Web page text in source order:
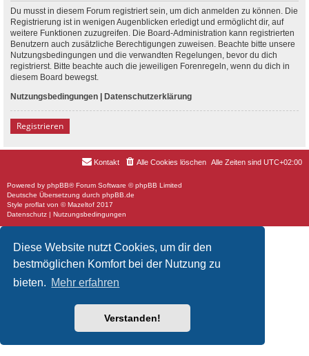
Diese Website nutzt Cookies, um dir den
bestmöglichen Komfort bei der Nutzung zu
bieten. Mehr erfahren
Verstanden!
Du musst in diesem Forum registriert sein, um dich anmelden zu können. Die
Registrierung ist in wenigen Augenblicken erledigt und ermöglicht dir, auf
weitere Funktionen zuzugreifen. Die Board-Administration kann registrierten
Benutzern auch zusätzliche Berechtigungen zuweisen. Beachte bitte unsere
Nutzungsbedingungen und die verwandten Regelungen, bevor du dich
registrierst. Bitte beachte auch die jeweiligen Forenregeln, wenn du dich in
diesem Board bewegst.
Nutzungsbedingungen | Datenschutzerklärung
Registrieren
Alle Zeiten sind UTC+02:00
Alle Cookies löschen
Kontakt
Powered by phpBB® Forum Software © phpBB Limited
Deutsche Übersetzung durch phpBB.de
Style proflat von ©Mazeltof 2017
Datenschutz | Nutzungsbedingungen